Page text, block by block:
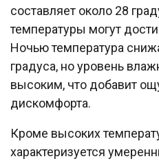
составляет около 28
температуры могут
Ночью температура
градуса, но уровень
высоким, что добавит
дискомфорта.
Кроме высоких
характеризуется